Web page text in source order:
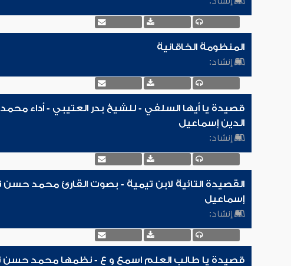
المنظومة الخاقانية
إنشاد:
قصيدة يا أيها السلفي - للشيخ بدر العتيبي - أداء
الدين إسماعيل
إنشاد:
القصيدة التائية لابن تيمية - بصوت القارئ محمد حسن
إسماعيل
إنشاد:
قصيدة يا طالب العلم اسمع و ع - نظمها محمد حسن